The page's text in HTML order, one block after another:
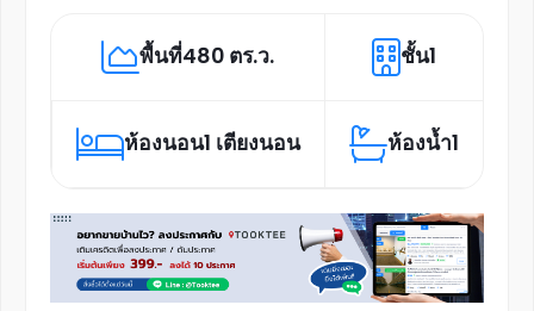
พื้นที่480 ตร.ว. ชั้น1
ห้องนอน1 เตียงนอน ห้องน้ำ1